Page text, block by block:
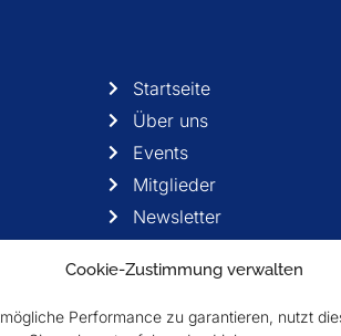
Cookie-Zustimmung verwalten
Performance zu garantieren, nutzt
Startseite
Über uns
Events
Mitglieder
Newsletter